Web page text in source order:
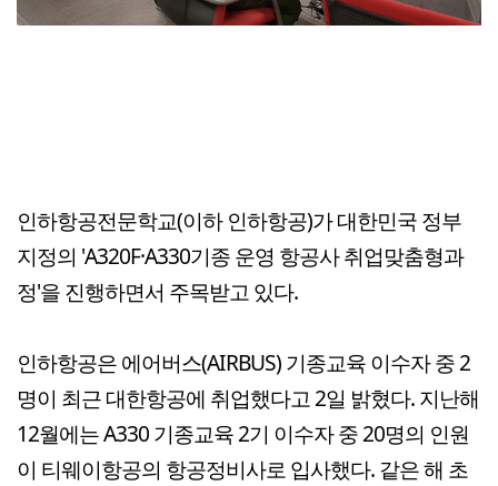
인하항공전문학교(이하 인하항공)가 대한민국 정부
지정의 'A320F·A330기종 운영 항공사 취업맞춤형과
정'을 진행하면서 주목받고 있다.
인하항공은 에어버스(AIRBUS) 기종교육 이수자 중 2
명이 최근 대한항공에 취업했다고 2일 밝혔다. 지난해
12월에는 A330 기종교육 2기 이수자 중 20명의 인원
이 티웨이항공의 항공정비사로 입사했다. 같은 해 초